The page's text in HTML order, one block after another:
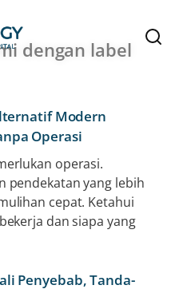
dengan label
Modern
Operasi
operasi.
pendekatan yang lebih
cepat. Ketahui
dan siapa yang
Penyebab, Tanda-